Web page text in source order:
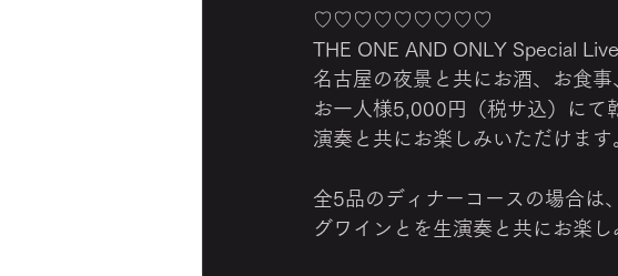
♡♡♡♡♡♡♡♡♡
THE ONE AND ONLY Special Live
名古屋の夜景と共にお酒、お食
お一人様5,000円（税サ込）にて
演奏と共にお楽しみいただけます
全5品のディナーコースの場合は
グワインとを生演奏と共にお楽